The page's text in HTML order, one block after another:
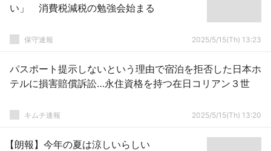
い」 消費税減税の勉強会始まる
保守速報 2025/5/15(Th) 13:23
パスポート提示しないという理由で宿泊を拒否した日本ホ
テルに損害賠償訴訟…永住資格を持つ在日コリアン３世
キムチ速報 2025/5/15(Th) 13:20
【朗報】今年の夏は涼しいらしい